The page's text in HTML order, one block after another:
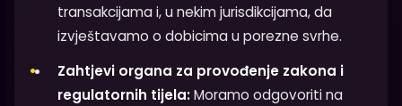
transakcijama i, u nekim jurisdikcijama, da
izvještavamo o dobicima u porezne svrhe.
Zahtjevi organa za provođenje zakona i
regulatornih tijela:Moramo odgovoriti na